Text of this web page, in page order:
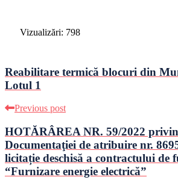
Vizualizări: 798
Reabilitare termică blocuri din
Lotul 1
Previous post
HOTĂRÂREA NR. 59/2022
Documentaţiei de atribuire nr.
licitație deschisă a contractului de
“Furnizare energie electrică”